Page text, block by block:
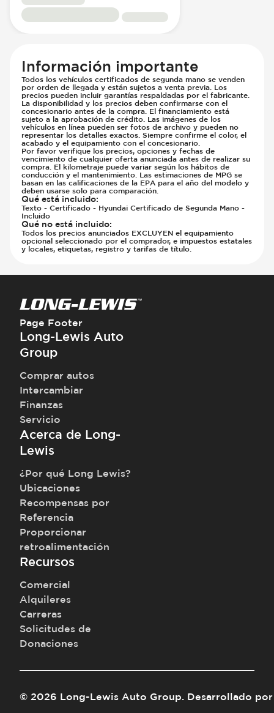
Información importante
Todos los vehículos certificados de segunda mano se venden
por orden de llegada y están sujetos a venta previa. Los
precios pueden incluir garantías respaldadas por el fabricante.
La disponibilidad y los precios deben confirmarse con el
concesionario antes de la compra. El financiamiento está
sujeto a la aprobación de crédito. Las imágenes de los
vehículos en línea pueden ser fotos de archivo y pueden no
representar los detalles exactos. Siempre confirme el color, el
acabado y el equipamiento con el concesionario.
Por favor verifique los precios, opciones y fechas de
vencimiento de cualquier oferta anunciada antes de realizar su
compra. El kilometraje puede variar según los hábitos de
conducción y el mantenimiento. Las estimaciones de MPG se
basan en las calificaciones de la EPA para el año del modelo y
deben usarse solo para comparación.
Qué está incluido:
Texto - Certificado - Hyundai Certificado de Segunda Mano -
Incluido
Qué no está incluido:
Todos los precios anunciados EXCLUYEN el equipamiento
opcional seleccionado por el comprador, e impuestos estatales
y locales, etiquetas, registro y tarifas de título.
Page Footer
Long-Lewis Auto
Group
Comprar autos
Intercambiar
Finanzas
Servicio
Acerca de Long-
Lewis
¿Por qué Long Lewis?
Ubicaciones
Recompensas por
Referencia
Proporcionar
retroalimentación
Recursos
Comercial
Alquileres
Carreras
Solicitudes de
Donaciones
© 2026 Long-Lewis Auto Group. Desarrollado por